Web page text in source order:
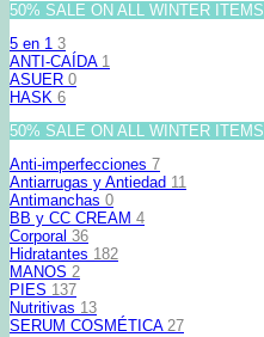
50% SALE ON ALL WINTER ITEMS
5 en 1 3
ANTI-CAÍDA 1
ASUER 0
HASK 6
50% SALE ON ALL WINTER ITEMS
Anti-imperfecciones 7
Antiarrugas y Antiedad 11
Antimanchas 0
BB y CC CREAM 4
Corporal 36
Hidratantes 182
MANOS 2
PIES 137
Nutritivas 13
SERUM COSMÉTICA 27